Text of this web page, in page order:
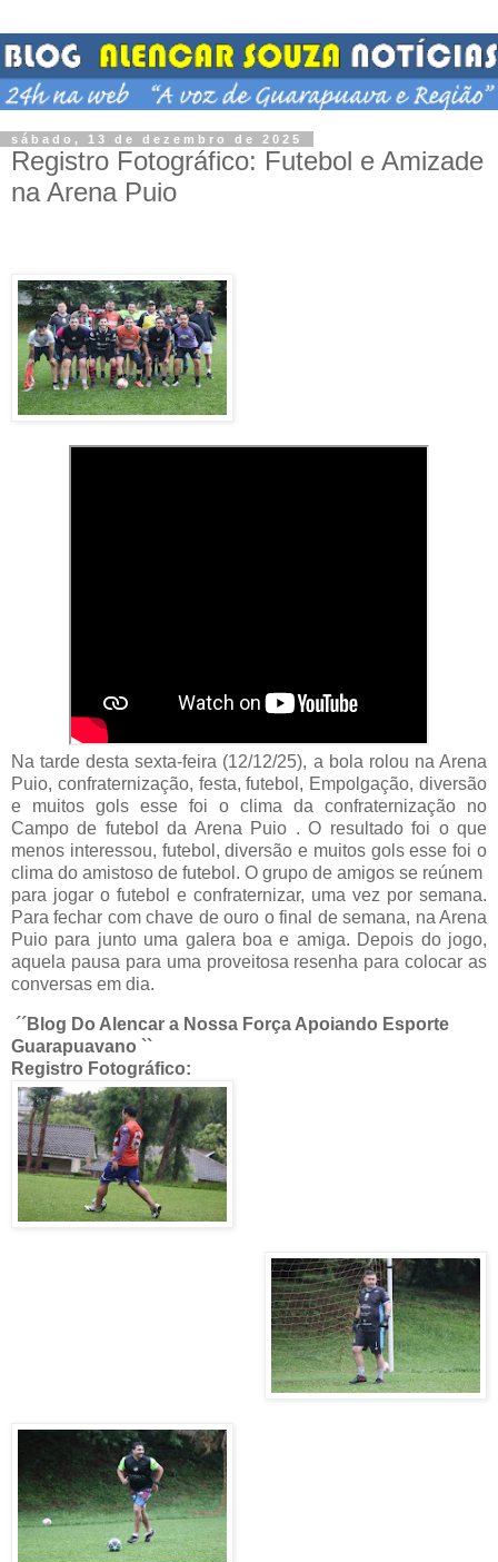
sábado, 13 de dezembro de 2025
Registro Fotográfico: Futebol e Amizade
na Arena Puio
Na tarde desta sexta-feira (12/12/25), a bola rolou na Arena
Puio, confraternização, festa, futebol, Empolgação, diversão
e muitos gols esse foi o clima da confraternização no
Campo de futebol da Arena Puio . O resultado foi o que
menos interessou, futebol, diversão e muitos gols esse foi o
clima do amistoso de futebol. O grupo de amigos se reúnem
para jogar o futebol e confraternizar, uma vez por semana.
Para fechar com chave de ouro o final de semana, na Arena
Puio para junto uma galera boa e amiga. Depois do jogo,
aquela pausa para uma proveitosa resenha para colocar as
conversas em dia.
´´Blog Do Alencar a Nossa Força Apoiando Esporte
Guarapuavano ``
Registro Fotográfico: